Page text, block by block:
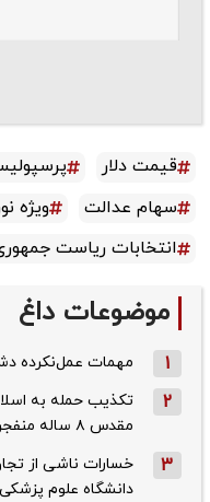
قیمت دلار
سهام عدالت
ویژه نوروز
انتخابات ریاست جمهوری
موضوعات داغ
1 مهمات عمل‌نکرده
2
تکذیب حمله به
مقدس ۸ ساله منفجر شد
3
خسارات ناشی از
دانشگاه علوم